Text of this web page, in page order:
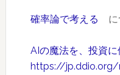
確率論で考える に
AIの魔法を、投資
https://